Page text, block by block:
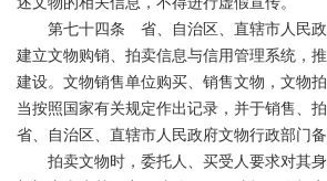
第七十四条 省、自治区、直辖市人民政
建立文物购销、拍卖信息与信用管理系统，
建设。文物销售单位购买、销售文物，文物
当按照国家有关规定作出记录，并于销售、
省、自治区、直辖市人民政府文物行政部门备
拍卖文物时，委托人、买受人要求对其身